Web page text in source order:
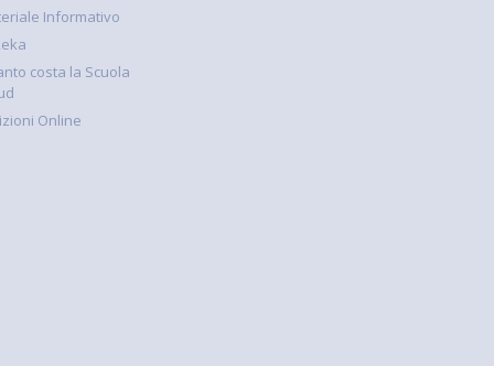
Informativo
costa la Scuola
Online